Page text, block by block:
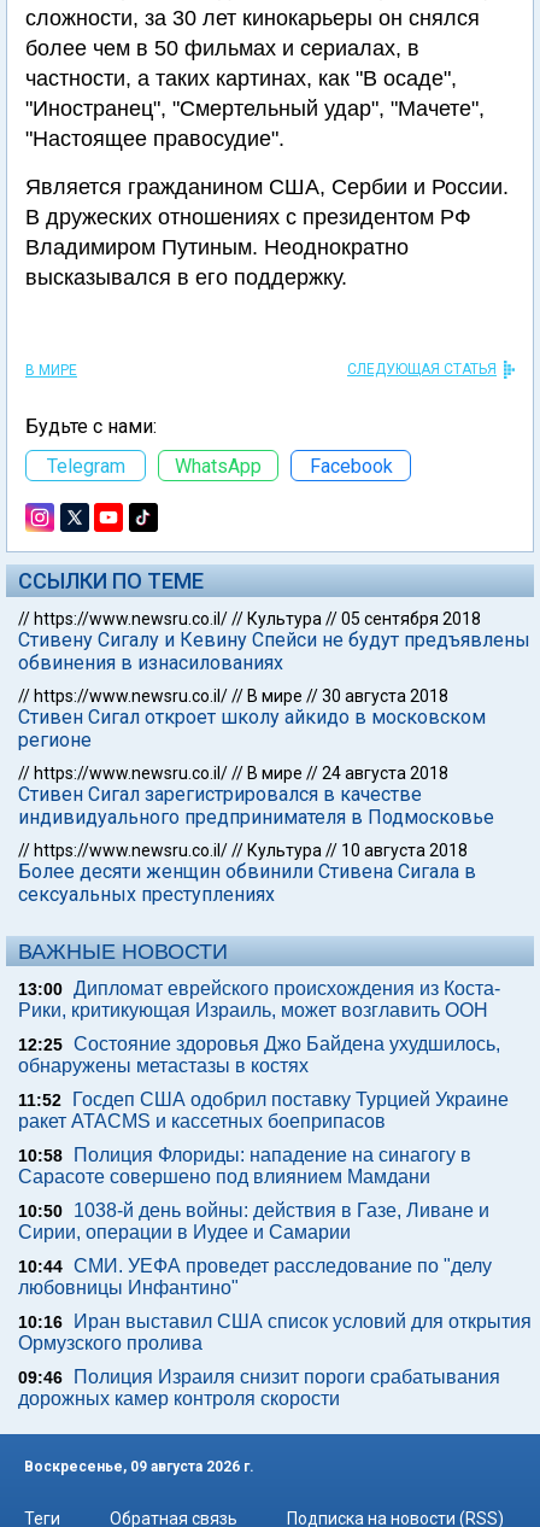
сложности, за 30 лет кинокарьеры он снялся
более чем в 50 фильмах и сериалах, в
частности, а таких картинах, как "В осаде",
"Иностранец", "Смертельный удар", "Мачете",
"Настоящее правосудие".
Является гражданином США, Сербии и России.
В дружеских отношениях с президентом РФ
Владимиром Путиным. Неоднократно
высказывался в его поддержку.
В МИРЕ СЛЕДУЮЩАЯ СТАТЬЯ
Будьте с нами:
Telegram
WhatsApp Facebook
ССЫЛКИ ПО ТЕМЕ
// https://www.newsru.co.il/// Культура //05 сентября 2018
Стивену Сигалу и Кевину Спейси не будут предъявлены
обвинения в изнасилованиях
// https://www.newsru.co.il/// В мире //30 августа 2018
Стивен Сигал откроет школу айкидо в московском
регионе
// https://www.newsru.co.il/// В мире //24 августа 2018
Стивен Сигал зарегистрировался в качестве
индивидуального предпринимателя в Подмосковье
// https://www.newsru.co.il/// Культура // 10 августа 2018
Более десяти женщин обвинили Стивена Сигала в
сексуальных преступлениях
ВАЖНЫЕ НОВОСТИ
13:00 Дипломат еврейского происхождения из Коста-
Рики, критикующая Израиль, может возглавить ООН
12:25 Состояние здоровья Джо Байдена ухудшилось,
обнаружены метастазы в костях
11:52
Госдеп США одобрил поставку Турцией Украине
ракет ATACMS и кассетных боеприпасов
10:58
Полиция Флориды: нападение на синагогу в
Сарасоте совершено под влиянием Мамдани
10:50
1038-й день войны: действия в Газе, Ливане и
Сирии, операции в Иудее и Самарии
10:44 СМИ. УЕФА проведет расследование по "делу
любовницы Инфантино"
10:16
Иран выставил США список условий для открытия
Ормузского пролива
09:46
Полиция Израиля снизит пороги срабатывания
дорожных камер контроля скорости
Воскресенье, 09 августа 2026 г.
Теги Обратная связь Подписка на новости (RSS)